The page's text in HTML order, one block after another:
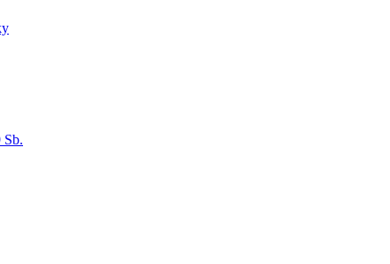
Sb.